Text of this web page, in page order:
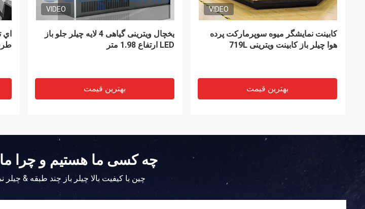
یخچال تجاری اغذیه فروشی، فریزر قصابی
مستقل برای فروشگاه گوشت
بهترین قیمت
VIDEO
فریزر سینه کشویی شیشه ای، فریزر 450
لیتری به بالا و پایین جزیره عمیق
بهترین قیمت
چه کسی ما هستیم و چرا ما
چین با کیفیت بالا چیلر باز چند طبقه & چیلر